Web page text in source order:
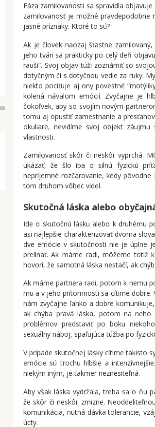
Fáza zamilovanosti sa spravidla
zamilovanosť je možné pravdepodobne
jasné príznaky. Ktoré to sú?
Ak je človek naozaj šťastne
jeho tvári sa prakticky po celý deň
rauši”. Svoj objav túži zoznámiť so
dotyčným či s dotyčnou vedie za ruky.
niekto pociťuje aj ony povestné
kolená návalom emócií. Zvyčajne je
čokoľvek, aby so svojím novým
tomu aj opustiť zamestnanie a
okuliare, nevidíme svoj objekt
vlastnosti.
Zamilovanosť skôr či neskôr vyprchá.
ukázať, že šlo iba o silnú fyzickú
nepríjemné rozčarovanie, kedy
tom druhom vôbec videl.
Skutočná láska alebo
Ide o skutočnú lásku alebo k druhému
asi najlepšie charakterizovať dvoma
dve emócie v skutočnosti nie je úplne
prelínať. Ak máme radi, môžeme totiž
hovorí, že samotná láska nestačí, ak
Ak máme partnera radi, potom k nemu
mu a v jeho prítomnosti sa cítime dobre.
nám zvyčajne ľahko a dobre
ak chýba pravá láska, potom na neho
problémov predstaviť po boku
sexuálny náboj, spaľujúca túžba po
V prípade skutočnej lásky cítime takisto
emócie sú trochu hlbšie a
niekým iným, je takmer neznesiteľná.
Aby však láska vydržala, treba sa o ňu
že skôr či neskôr zmizne.
komunikácia, nutná dávka tolerancie,
úcty.